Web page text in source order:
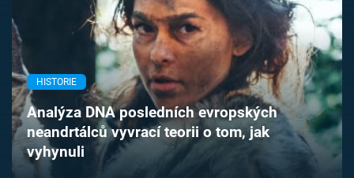
TV Program
Časopis
Sledujte prima+
HISTORIE
Analýza DNA posledních evropských
neandrtálců vyvrací teorii o tom, jak
vyhynuli